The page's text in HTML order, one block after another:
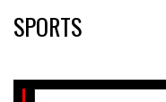
SPORTS